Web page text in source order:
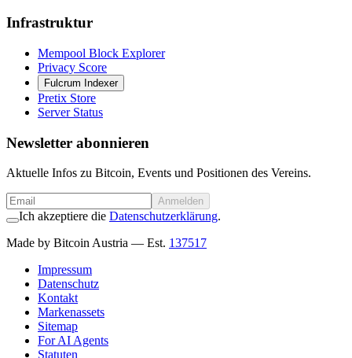
Infrastruktur
Mempool Block Explorer
Privacy Score
Fulcrum Indexer
Pretix Store
Server Status
Newsletter abonnieren
Aktuelle Infos zu Bitcoin, Events und Positionen des Vereins.
Anmelden
Ich akzeptiere die Datenschutzerklärung.
Made by Bitcoin Austria — Est. 137517
Impressum
Datenschutz
Kontakt
Markenassets
Sitemap
For AI Agents
Statuten